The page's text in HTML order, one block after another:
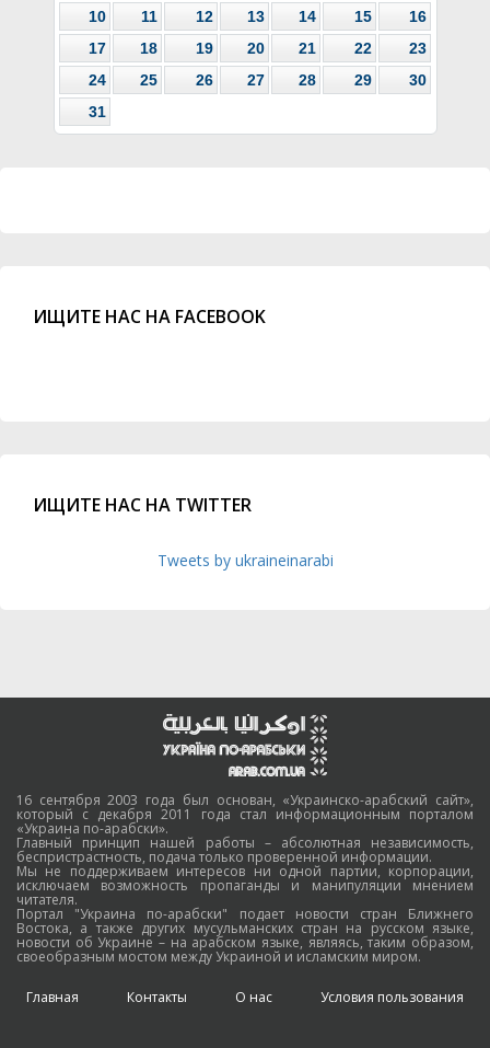
10
11 12 13 14 15
16
17
18 19 20 21 22
23
24
25 26 27 28 29
30
31
ИЩИТЕ НАС НА FACEBOOK
ИЩИТЕ НАС НА TWITTER
Tweets by ukraineinarabi
16 сентября 2003 года был основан, «Украинско-арабский сайт»,
который с декабря 2011 года стал информационным порталом
«Украина по-арабски».
Главный принцип нашей работы – абсолютная независимость,
беспристрастность, подача только проверенной информации.
Мы не поддерживаем интересов ни одной партии, корпорации,
исключаем возможность пропаганды и манипуляции мнением
читателя.
Портал "Украина по-арабски" подает новости стран Ближнего
Востока, а также других мусульманских стран на русском языке,
новости об Украине – на арабском языке, являясь, таким образом,
своеобразным мостом между Украиной и исламским миром.
Главная Контакты О нас Условия пользования